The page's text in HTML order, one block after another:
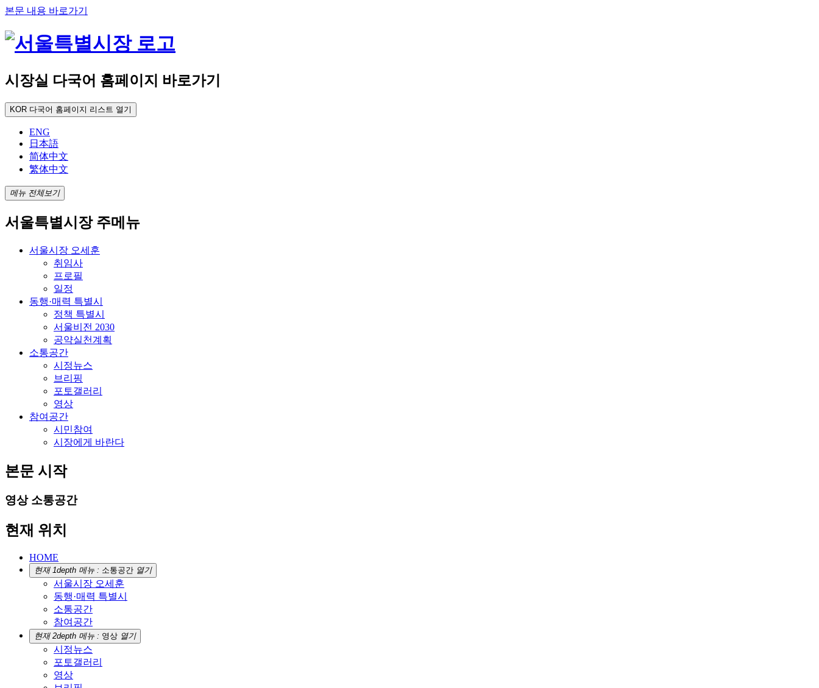
본문 내용 바로가기
시장실 다국어 홈페이지 바로가기
KOR 다국어 홈페이지 리스트 열기
ENG
日本語
简体中文
繁体中文
메뉴 전체보기
서울특별시장 주메뉴
서울시장 오세훈
취임사
프로필
일정
동행·매력 특별시
정책 특별시
서울비전 2030
공약실천계획
소통공간
시정뉴스
브리핑
포토갤러리
영상
참여공간
시민참여
시장에게 바란다
본문 시작
영상 소통공간
현재 위치
HOME
현재 1depth 메뉴 : 소통공간 열기
서울시장 오세훈
동행·매력 특별시
소통공간
참여공간
현재 2depth 메뉴 : 영상 열기
시정뉴스
포토갤러리
영상